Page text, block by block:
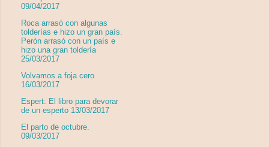
09/04/2017
Roca arrasó con algunas
tolderías e hizo un gran país.
Perón arrasó con un país e
hizo una gran toldería
25/03/2017
Volvamos a foja cero
16/03/2017
Espert: El libro para devorar
de un esperto 13/03/2017
El parto de octubre.
09/03/2017